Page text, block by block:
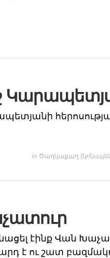
in Ծաղկաքաղ
էինք Վան
է ու շատ